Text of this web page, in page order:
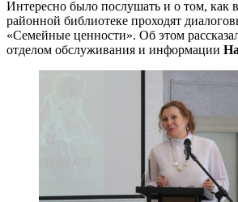
Интересно было послушать и о том, как
районной библиотеке проходят
«Семейные ценности». Об этом
отделом обслуживания и информации